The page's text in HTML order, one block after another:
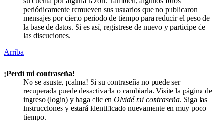
periódicamente remueven sus usuarios que no publicaron
mensajes por cierto periodo de tiempo para reducir el peso de
la base de datos. Si es así, registrese de nuevo y participe de
las discuciones.
Arriba
¡Perdí mi contraseña!
No se asuste, ¡calma! Si su contraseña no puede ser
recuperada puede desactivarla o cambiarla. Visite la página de
ingreso (login) y haga clic en Olvidé mi contraseña. Siga las
instrucciones y estará identificado nuevamente en muy poco
tiempo.